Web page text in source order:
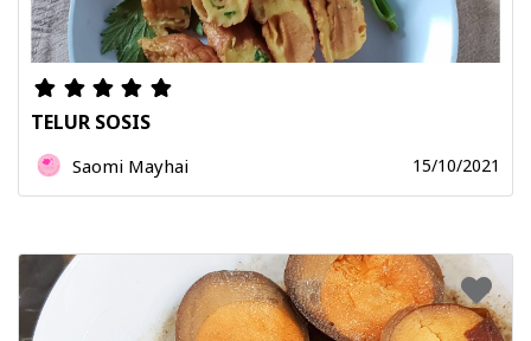
TELUR SOSIS
Saomi Mayhai 15/10/2021